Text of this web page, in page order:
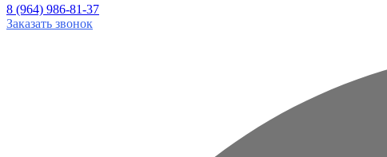
8 (964) 986-81-37
Заказать звонок